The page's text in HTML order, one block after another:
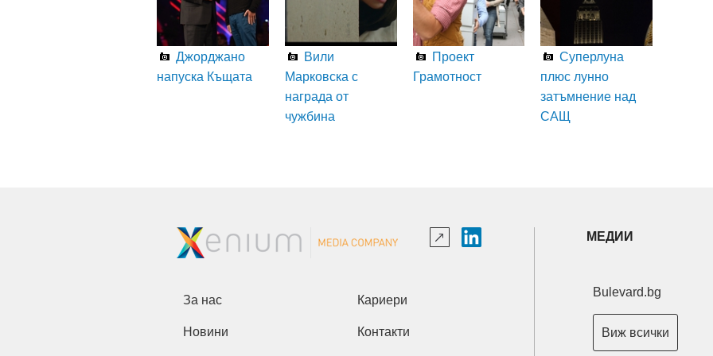
Джорджано
напуска Къщата
Вили
Марковска с
награда от
чужбина
Проект
Грамотност
Суперлуна
плюс лунно
затъмнение над
САЩ
За нас Кариери
Новини Контакти
МЕДИИ
Bulevard.bg
Виж всички